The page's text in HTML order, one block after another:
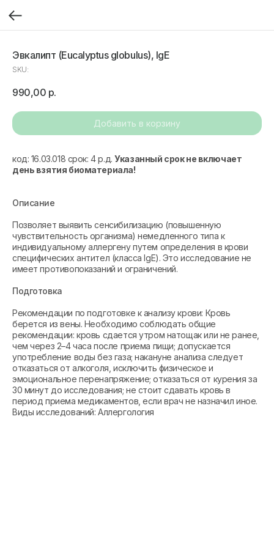
Эвкалипт (Eucalyptus globulus), IgE
SKU:
990,00 р.
Добавить в корзину
код: 16.03.018 срок: 4 р.д.Указанный срок не включает
день взятия биоматериала!
Описание
Позволяет выявить сенсибилизацию (повышенную
чувствительность организма) немедленного типа к
индивидуальному аллергену путем определения в крови
специфических антител (класса IgE). Это исследование не
имеет противопоказаний и ограничений.
Подготовка
Рекомендации по подготовке к анализу крови: Кровь
берется из вены. Необходимо соблюдать общие
рекомендации: кровь сдается утром натощак или не ранее,
чем через 2–4 часа после приема пищи; допускается
употребление воды без газа; накануне анализа следует
отказаться от алкоголя, исключить физическое и
эмоциональное перенапряжение; отказаться от курения за
30 минут до исследования; не стоит сдавать кровь в
период приема медикаментов, если врач не назначил иное.
Виды исследований: Аллергология